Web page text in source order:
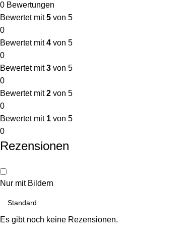
0 Bewertungen
Bewertet mit5 von 5
0
Bewertet mit4 von 5
0
Bewertet mit3 von 5
0
Bewertet mit2 von 5
0
Bewertet mit 1 von 5
0
Rezensionen
Nur mit Bildern
Es gibt noch keine Rezensionen.